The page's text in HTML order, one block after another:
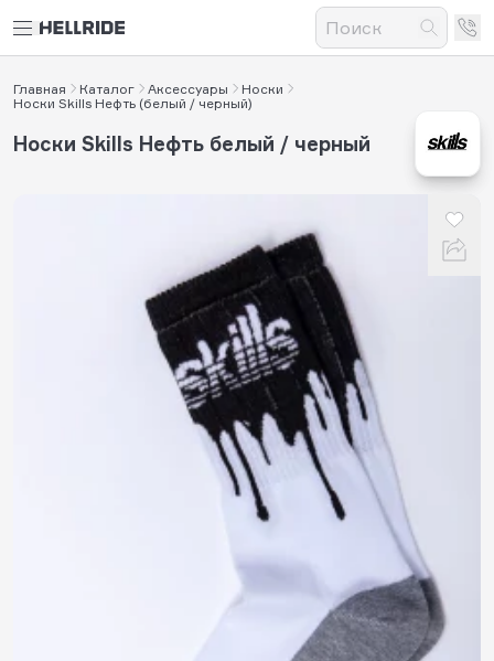
Главная Каталог Аксессуары
Носки
Носки Skills Нефть (белый / черный)
Носки Skills Нефть белый / черный